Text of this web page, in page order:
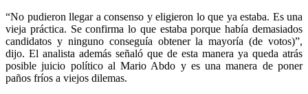
“No pudieron llegar a consenso y eligieron lo que ya estaba. Es una
vieja práctica. Se confirma lo que estaba porque había demasiados
candidatos y ninguno conseguía obtener la mayoría (de votos)”,
dijo. El analista además señaló que de esta manera ya queda atrás
posible juicio político al Mario Abdo y es una manera de poner
paños fríos a viejos dilemas.